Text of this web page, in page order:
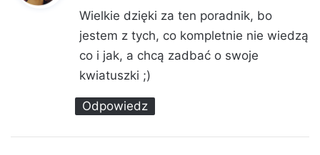
s
z
e
:
Wielkie dzięki za ten poradnik, bo
jestem z tych, co kompletnie nie wiedzą
co i jak, a chcą zadbać o swoje
kwiatuszki ;)
Odpowiedz